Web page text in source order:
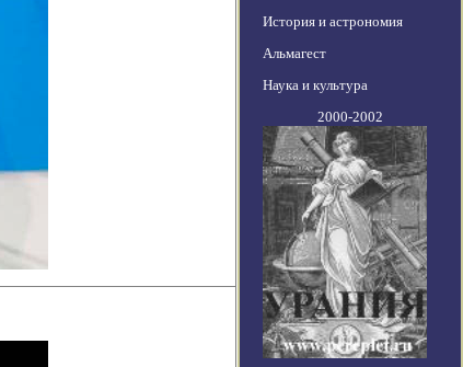
История и астрономия
Альмагест
Наука и культура
2000-2002